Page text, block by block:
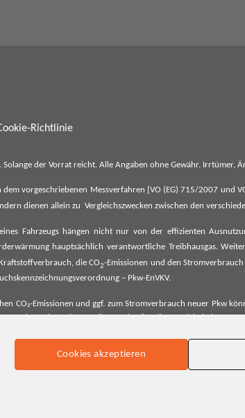
Cookies akzeptieren
Richtlinie
der Vorrat reicht. Alle Angaben ohne Gewähr. Irrtümer,
vorgeschriebenen Messverfahren [VO (EG) 715/2007 und
dienen allein zu Vergleichszwecken zwischen den
eines Fahrzeugs hängen nicht nur von der effizienten
hauptsächlich verantwortliche Treibhausgas.
die CO2-Emissionen und den
– Pkw-EnVKV.
CO₂-Emissionen und ggf. zum Stromverbrauch neuer Pkw
werden. Dieser ist an allen Verkaufsstellen und bei der